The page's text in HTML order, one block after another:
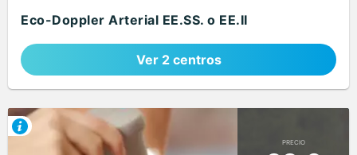
Eco-Doppler Arterial EE.SS. o EE.II
Ver 2 centros
PRECIO